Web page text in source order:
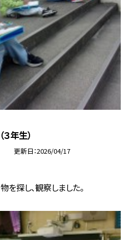
年生）
更新日 2026/04/17
探し、観察しました。